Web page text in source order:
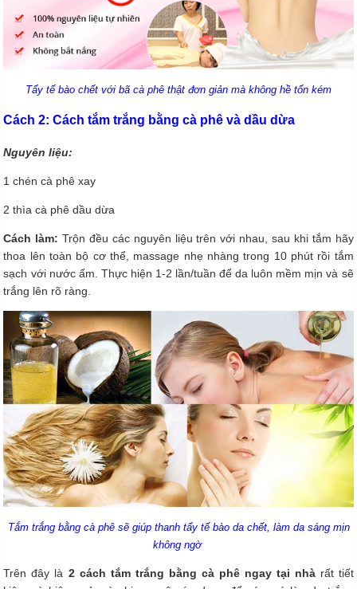
Tẩy tế bào chết với bã cà phê thật đơn giản mà không hề tốn kém
Cách 2: Cách tắm trắng bằng cà phê và dầu dừa
Nguyên liệu:
1 chén cà phê xay
2 thìa cà phê dầu dừa
Cách làm: Trộn đều các nguyên liệu trên với nhau, sau khi tắm hãy
thoa lên toàn bộ cơ thể, massage nhẹ nhàng trong 10 phút rồi tắm
sạch với nước ấm. Thực hiện 1-2 lần/tuần để da luôn mềm mịn và sẽ
trắng lên rõ ràng.
Tắm trắng bằng cà phê sẽ giúp thanh tẩy tế bào da chết, làm da sáng mịn
không ngờ
Trên đây là 2 cách tắm trắng bằng cà phê ngay tại nhàrất tiết